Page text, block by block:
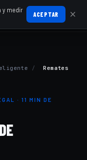
/
Remates
· 11 MIN DE
y medir
ACEPTAR